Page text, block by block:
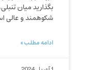
بگذارید میان
شکوهمند و عالی
ادامه مطلب »